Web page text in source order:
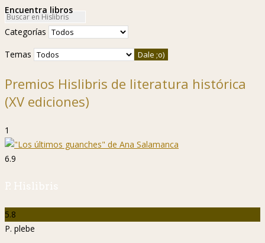
Encuentra libros
Categorías
Temas
Premios Hislibris de literatura histórica
(XV ediciones)
1
6.9
P. Hislibris
5.8
P. plebe